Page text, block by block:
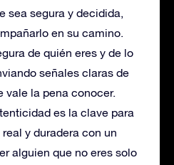
sea segura y decidida,
en su camino.
de quién eres y de lo
señales claras de
vale la pena conocer.
es la clave para
y duradera con un
alguien que no eres solo